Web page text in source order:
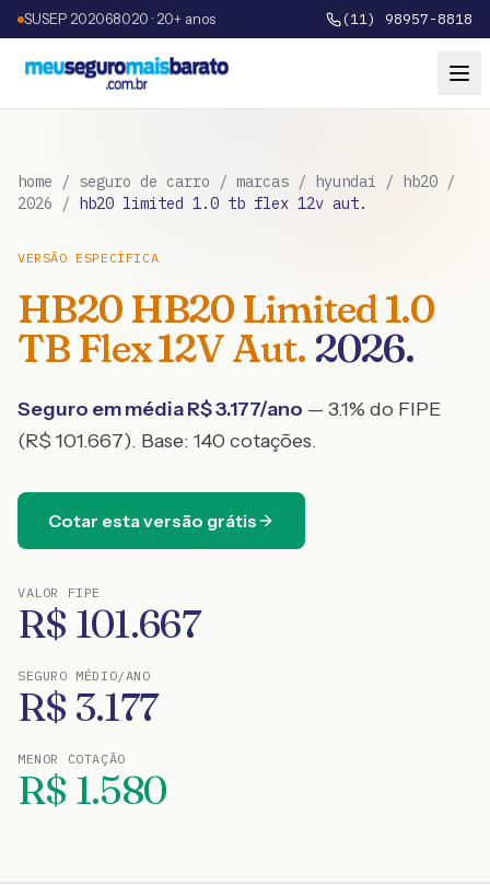
SUSEP 202068020 · 20+ anos (11) 98957-8818
home / seguro de carro / marcas / hyundai / hb20 /
2026 / hb20 limited 1.0 tb flex 12v aut.
VERSÃO ESPECÍFICA
HB20 HB20 Limited 1.0
TB Flex 12V Aut. 2026.
Seguro em média R$3.177/ano — 3.1% do FIPE
(R$ 101.667). Base: 140 cotações.
Cotar esta versão grátis
VALOR FIPE
R$ 101.667
SEGURO MÉDIO/ANO
R$ 3.177
MENOR COTAÇÃO
R$ 1.580